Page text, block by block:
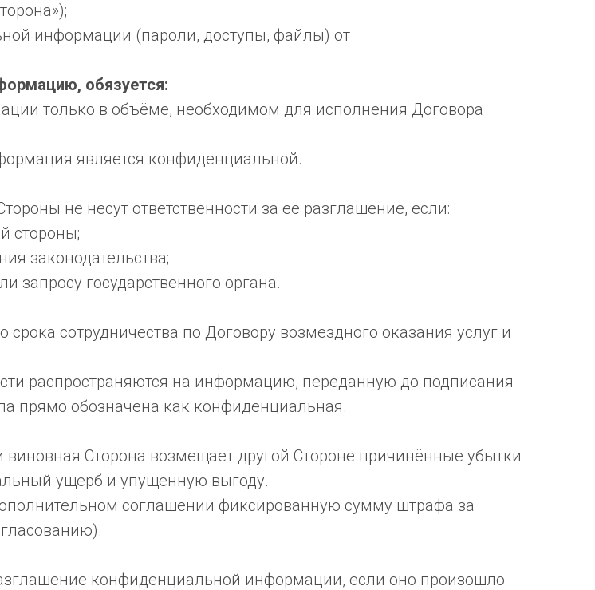
информации (пароли, доступы, файлы) от
обязуется:
только в объёме, необходимом для исполнения Договора
является конфиденциальной.
не несут ответственности за её разглашение, если:
стороны;
законодательства;
запросу государственного органа.
сотрудничества по Договору возмездного оказания услуг и
распространяются на информацию, переданную до подписания
прямо обозначена как конфиденциальная.
Сторона возмещает другой Стороне причинённые убытки
ущерб и упущенную выгоду.
соглашении фиксированную сумму штрафа за
конфиденциальной информации, если оно произошло